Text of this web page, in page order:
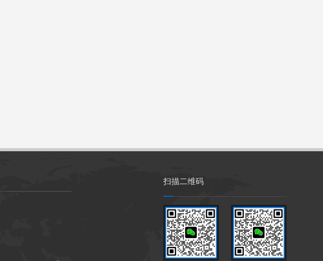
扫描二维码